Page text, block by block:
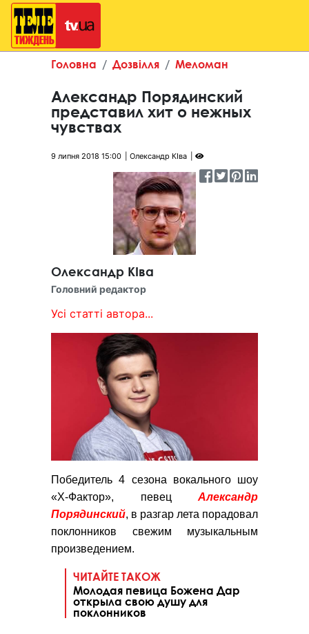
Головна Дозвілля Меломан
Александр Порядинский
представил хит о нежных
чувствах
9 липня 2018 15:00 Олександр КІва
Олександр КІва
Головний редактор
Усі статті автора...
Победитель 4 сезона вокального шоу
«Х-Фактор», певец Александр
Порядинский, в разгар лета порадовал
поклонников свежим музыкальным
произведением.
ЧИТАЙТЕ ТАКОЖ
Молодая певица Божена Дар
открыла свою душу для
поклонников